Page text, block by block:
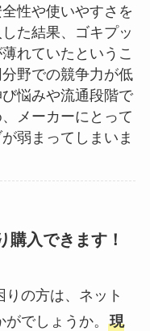
性や使いやすさを
た結果、ゴキプッ
れていたというこ
野での競争力が低
悩みや流通段階で
メーカーにとって
弱まってしまいま
入できます！
の方は、ネット
でしょうか。 現